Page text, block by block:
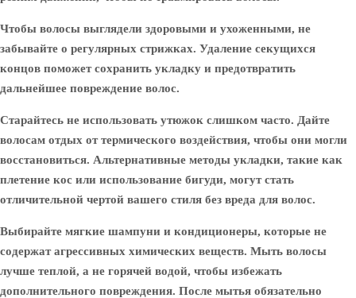
Чтобы волосы выглядели здоровыми и ухоженными, не
забывайте о регулярных стрижках. Удаление секущихся
концов поможет сохранить укладку и предотвратить
дальнейшее повреждение волос.
Старайтесь не использовать утюжок слишком часто. Дайте
волосам отдых от термического воздействия, чтобы они могли
восстановиться. Альтернативные методы укладки, такие как
плетение кос или использование бигуди, могут стать
отличительной чертой вашего стиля без вреда для волос.
Выбирайте мягкие шампуни и кондиционеры, которые не
содержат агрессивных химических веществ. Мыть волосы
лучше теплой, а не горячей водой, чтобы избежать
дополнительного повреждения. После мытья обязательно